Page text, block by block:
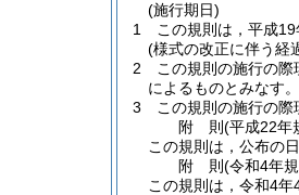
(施行期日)
1
この規則は，平成19
(様式の改正に伴う経
2
この規則の施行の
によるものとみなす。
3
この規則の施行の
附 則(平成22年
この規則は，公布の
附 則(令和4年
この規則は，令和4年